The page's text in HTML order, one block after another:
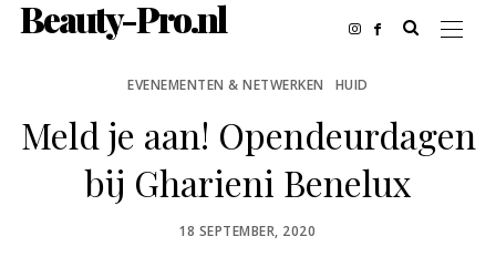
Beauty-Pro.nl
EVENEMENTEN & NETWERKEN HUID
Meld je aan! Opendeurdagen
bij Gharieni Benelux
POSTED
18 SEPTEMBER, 2020